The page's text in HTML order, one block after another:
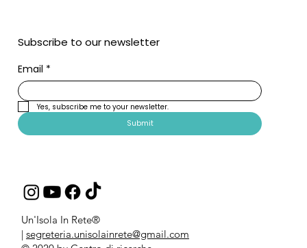
Un'Isola In Rete®
| segreteria.unisolainrete@gmail.com
Subscribe to our newsletter
Email *
Yes, subscribe me to your newsletter.
Submit